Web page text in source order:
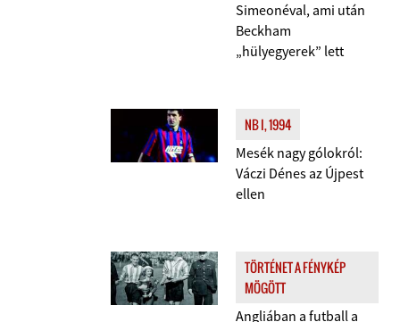
Simeonéval, ami után
Beckham
„hülyegyerek” lett
NB I, 1994
Mesék nagy gólokról:
Váczi Dénes az Újpest
ellen
TÖRTÉNET A FÉNYKÉP
MÖGÖTT
Angliában a futball a